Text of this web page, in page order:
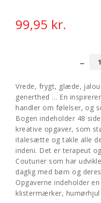
99,95 kr.
Vrede, frygt, glæde,
generthed … En
handler om følelser, og
Bogen indeholder 48
kreative opgaver, som
italesætte og takle alle
indeni. Det er terapeut
Couturier som har
daglig med børn og
Opgaverne indeholder
klistermærker,